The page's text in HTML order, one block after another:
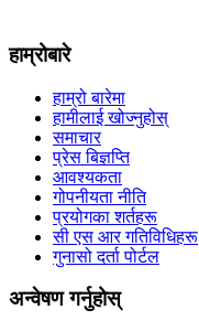
हाम्रोबारे
हाम्रो बारेमा
हामीलाई खोज्नुहोस्
समाचार
प्रेस बिज्ञप्ति
आवश्यकता
गोपनीयता नीति
प्रयोगका शर्तहरू
सी एस आर गतिविधिहरू
गुनासो दर्ता पोर्टल
अन्वेषण गर्नुहोस्